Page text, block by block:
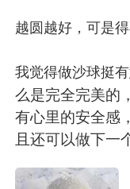
English
繁體中文
العربية
越圆越好，可是
我觉得做沙球挺
么是完全完美的
有心里的安全感
且还可以做下一